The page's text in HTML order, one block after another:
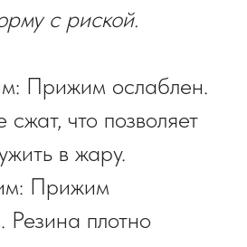
с риской.
Прижим ослаблен.
сжат, что позволяет
в жару.
Прижим
Резина плотно